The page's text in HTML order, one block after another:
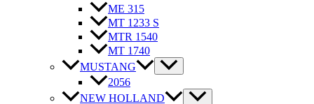
ME 315
MT 1233 S
MTR 1540
MT 1740
MUSTANG
2056
NEW HOLLAND